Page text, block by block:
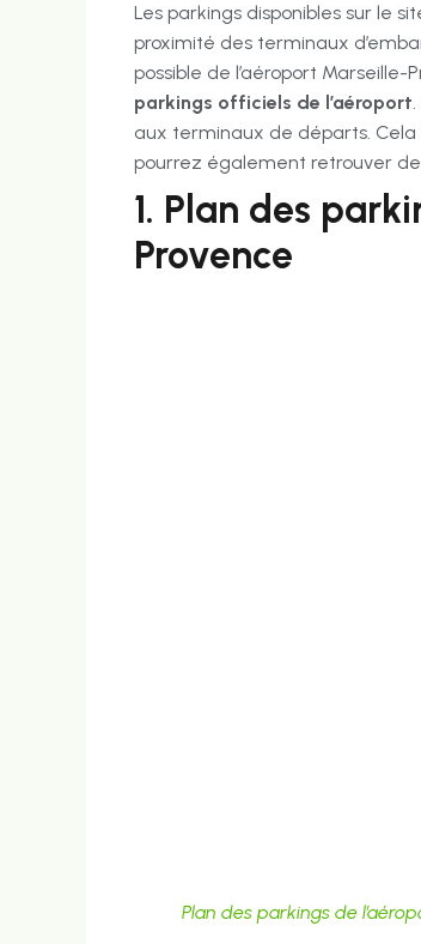
Les parkings disponibles sur le
proximité des terminaux
possible de l’aéroport Marseille-
parkings officiels de l’aéroport
aux terminaux de départs. Cela
pourrez également retrouver
1. Plan des
Provence
Plan des parkings de